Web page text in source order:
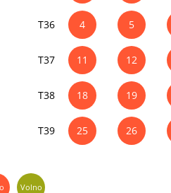
T36 4 5
T37 11 12
T38 18 19
T39 25 26
Volno